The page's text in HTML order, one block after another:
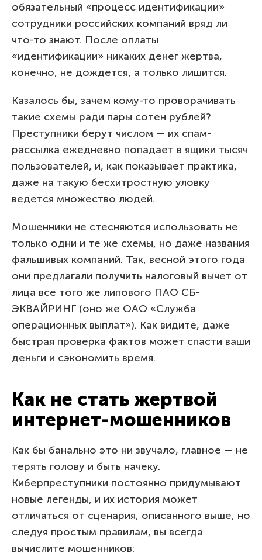
обязательный «процесс идентификации»
сотрудники российских компаний вряд ли
что-то знают. После оплаты
«идентификации» никаких денег жертва,
конечно, не дождется, а только лишится.
Казалось бы, зачем кому-то проворачивать
такие схемы ради пары сотен рублей?
Преступники берут числом — их спам-
рассылка ежедневно попадает в ящики тысяч
пользователей, и, как показывает практика,
даже на такую бесхитростную уловку
ведется множество людей.
Мошенники не стесняются использовать не
только одни и те же схемы, но даже названия
фальшивых компаний. Так, весной этого года
они предлагали получить налоговый вычет от
лица все того же липового ПАО СБ-
ЭКВАЙРИНГ (оно же ОАО «Служба
операционных выплат»). Как видите, даже
быстрая проверка фактов может спасти ваши
деньги и сэкономить время.
Как не стать жертвой
интернет-мошенников
Как бы банально это ни звучало, главное — не
терять голову и быть начеку.
Киберпреступники постоянно придумывают
новые легенды, и их история может
отличаться от сценария, описанного выше, но
следуя простым правилам, вы всегда
вычислите мошенников: